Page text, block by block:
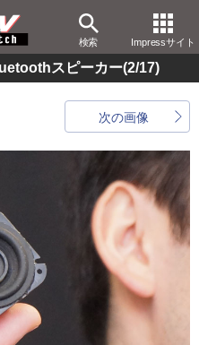
検索 Impressサイト
スピーカー(2/17)
次の画像